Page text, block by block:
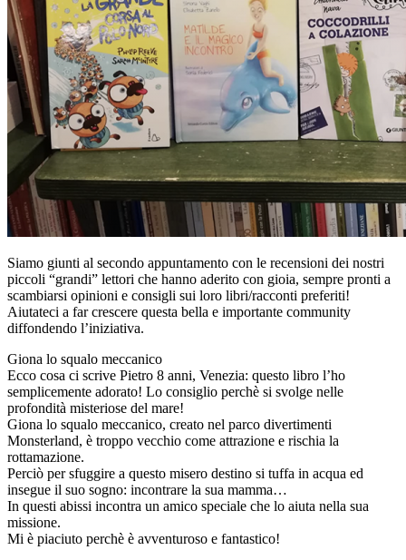
Siamo giunti al secondo appuntamento con le recensioni dei nostri
piccoli “grandi” lettori che hanno aderito con gioia, sempre pronti a
scambiarsi opinioni e consigli sui loro libri/racconti preferiti!
Aiutateci a far crescere questa bella e importante community
diffondendo l’iniziativa.
Giona lo squalo meccanico
Ecco cosa ci scrive Pietro 8 anni, Venezia: questo libro l’ho
semplicemente adorato! Lo consiglio perchè si svolge nelle
profondità misteriose del mare!
Giona lo squalo meccanico, creato nel parco divertimenti
Monsterland, è troppo vecchio come attrazione e rischia la
rottamazione.
Perciò per sfuggire a questo misero destino si tuffa in acqua ed
insegue il suo sogno: incontrare la sua mamma…
In questi abissi incontra un amico speciale che lo aiuta nella sua
missione.
Mi è piaciuto perchè è avventuroso e fantastico!